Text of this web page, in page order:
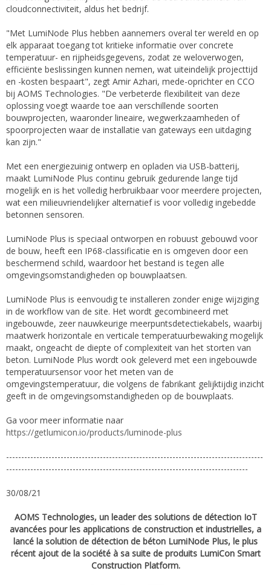
cloudconnectiviteit, aldus het bedrijf.
"Met LumiNode Plus hebben aannemers overal ter wereld en op
elk apparaat toegang tot kritieke informatie over concrete
temperatuur- en rijpheidsgegevens, zodat ze weloverwogen,
efficiënte beslissingen kunnen nemen, wat uiteindelijk projecttijd
en -kosten bespaart", zegt Amir Azhari, mede-oprichter en CCO
bij AOMS Technologies. "De verbeterde flexibiliteit van deze
oplossing voegt waarde toe aan verschillende soorten
bouwprojecten, waaronder lineaire, wegwerkzaamheden of
spoorprojecten waar de installatie van gateways een uitdaging
kan zijn."
Met een energiezuinig ontwerp en opladen via USB-batterij,
maakt LumiNode Plus continu gebruik gedurende lange tijd
mogelijk en is het volledig herbruikbaar voor meerdere projecten,
wat een milieuvriendelijker alternatief is voor volledig ingebedde
betonnen sensoren.
LumiNode Plus is speciaal ontworpen en robuust gebouwd voor
de bouw, heeft een IP68-classificatie en is omgeven door een
beschermend schild, waardoor het bestand is tegen alle
omgevingsomstandigheden op bouwplaatsen.
LumiNode Plus is eenvoudig te installeren zonder enige wijziging
in de workflow van de site. Het wordt gecombineerd met
ingebouwde, zeer nauwkeurige meerpuntsdetectiekabels, waarbij
maatwerk horizontale en verticale temperatuurbewaking mogelijk
maakt, ongeacht de diepte of complexiteit van het storten van
beton. LumiNode Plus wordt ook geleverd met een ingebouwde
temperatuursensor voor het meten van de
omgevingstemperatuur, die volgens de fabrikant gelijktijdig inzicht
geeft in de omgevingsomstandigheden op de bouwplaats.
Ga voor meer informatie naar
https://getlumicon.io/products/luminode-plus
-------------------------------------------------------------------------------------
--------------------------------------------------------------------------------
30/08/21
AOMS Technologies, un leader des solutions de détection IoT
avancées pour les applications de construction et industrielles, a
lancé la solution de détection de béton LumiNode Plus, le plus
récent ajout de la société à sa suite de produits LumiCon Smart
Construction Platform.